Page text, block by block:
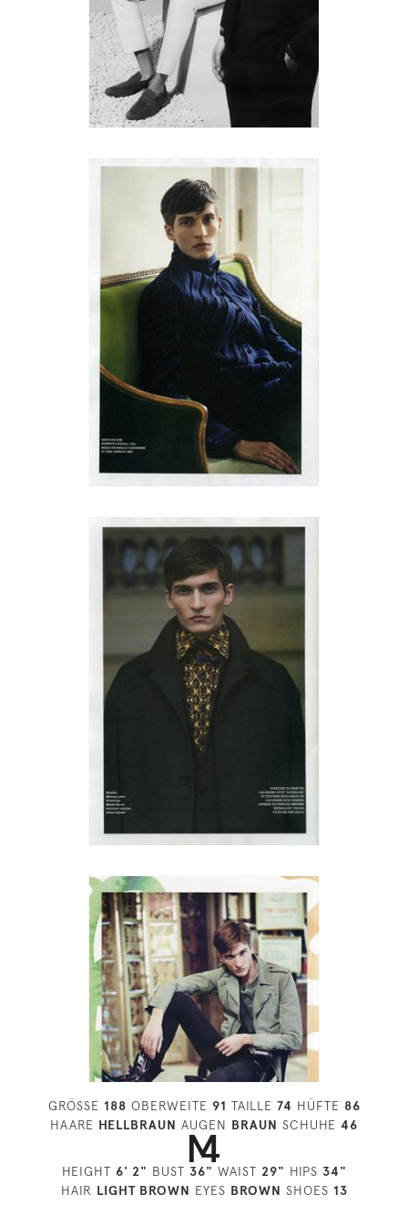
GRÖSSE 188 OBERWEITE 91 TAILLE 74 HÜFTE 86
HAARE HELLBRAUN AUGEN BRAUN SCHUHE 46
HEIGHT 6' 2" BUST 36" WAIST 29" HIPS 34"
HAIR LIGHT BROWN EYES BROWN SHOES 13